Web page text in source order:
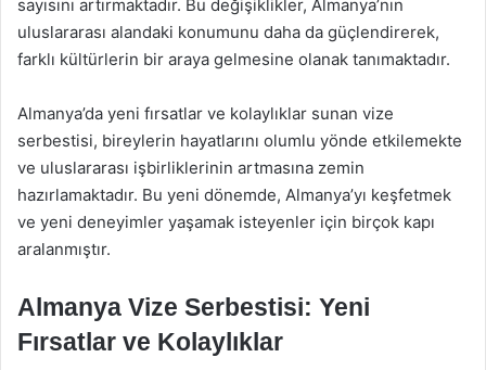
sayısını artırmaktadır. Bu değişiklikler, Almanya’nın
uluslararası alandaki konumunu daha da güçlendirerek,
farklı kültürlerin bir araya gelmesine olanak tanımaktadır.
Almanya’da yeni fırsatlar ve kolaylıklar sunan vize
serbestisi, bireylerin hayatlarını olumlu yönde etkilemekte
ve uluslararası işbirliklerinin artmasına zemin
hazırlamaktadır. Bu yeni dönemde, Almanya’yı keşfetmek
ve yeni deneyimler yaşamak isteyenler için birçok kapı
aralanmıştır.
Almanya Vize Serbestisi: Yeni
Fırsatlar ve Kolaylıklar